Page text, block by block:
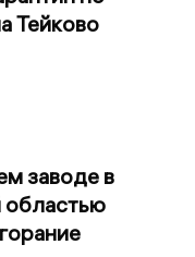
Тейково
заводе в
областью